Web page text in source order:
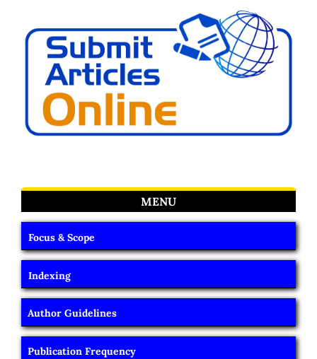
MENU
Focus & Scope
Indexing
Author Guidelines
Publication Frequency